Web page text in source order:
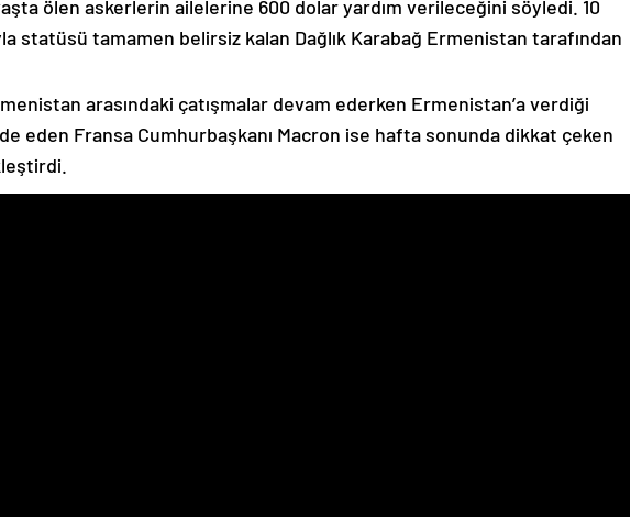
ölen askerlerin ailelerine 600 dolar yardım verileceğini söyledi. 10
statüsü tamamen belirsiz kalan Dağlık Karabağ Ermenistan tarafından
arasındaki çatışmalar devam ederken Ermenistan’a verdiği
eden Fransa Cumhurbaşkanı Macron ise hafta sonunda dikkat çeken